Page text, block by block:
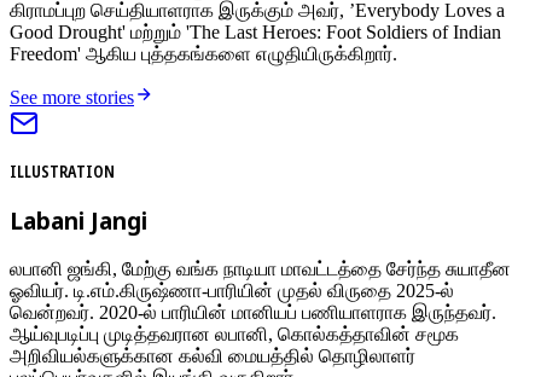
கிராமப்புற செய்தியாளராக இருக்கும் அவர், ’Everybody Loves a
Good Drought' மற்றும் 'The Last Heroes: Foot Soldiers of Indian
Freedom' ஆகிய புத்தகங்களை எழுதியிருக்கிறார்.
See more stories
ILLUSTRATION
Labani Jangi
லபானி ஜங்கி, மேற்கு வங்க நாடியா மாவட்டத்தை சேர்ந்த சுயாதீன
ஓவியர். டி.எம்.கிருஷ்ணா-பாரியின் முதல் விருதை 2025-ல்
வென்றவர். 2020-ல் பாரியின் மானியப் பணியாளராக இருந்தவர்.
ஆய்வுபடிப்பு முடித்தவரான லபானி, கொல்கத்தாவின் சமூக
அறிவியல்களுக்கான கல்வி மையத்தில் தொழிலாளர்